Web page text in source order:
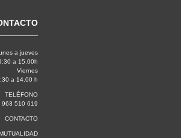
a jueves
a 15.00h
Viernes
a 14.00 h
TELÉFONO
963 510 619
CONTACTO